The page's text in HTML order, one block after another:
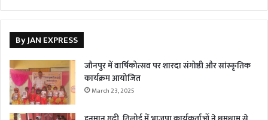
By JAN EXPRESS
जौनपुर में वार्षिकोत्सव पर शारदा संगोष्ठी और सांस्कृतिक
कार्यक्रम आयोजित
March 23, 2025